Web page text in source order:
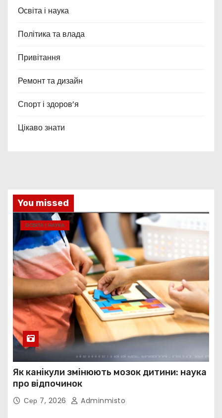
Освіта і наука
Політика та влада
Привітання
Ремонт та дизайн
Спорт і здоров’я
Цікаво знати
You missed
ОСВІТА І НАУКА
Як канікули змінюють мозок дитини: наука
про відпочинок
Сер 7, 2026 Adminmisto